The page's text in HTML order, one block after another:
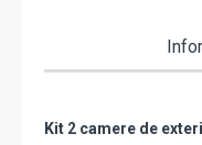
Kit 2 camere de